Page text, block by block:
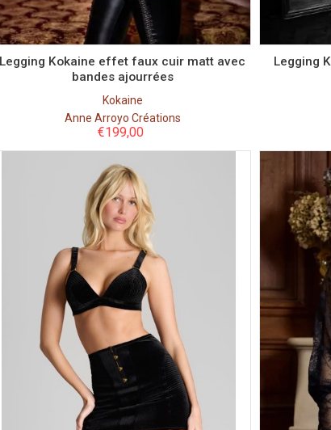
Legging Kokaine effet faux cuir matt avec
bandes ajourrées
Kokaine
Anne Arroyo Créations
€199,00
Legging
Couleur
Taille